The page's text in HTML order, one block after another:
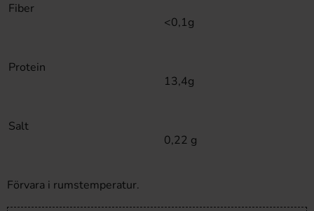
Fiber
<0,1g
Protein
13,4g
Salt
0,22 g
Förvara i rumstemperatur.